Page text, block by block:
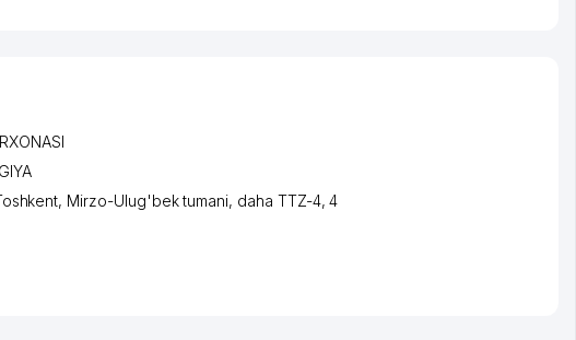
, Mirzo-Ulug'bek tumani, daha TTZ-4, 4